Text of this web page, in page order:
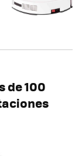
de 100